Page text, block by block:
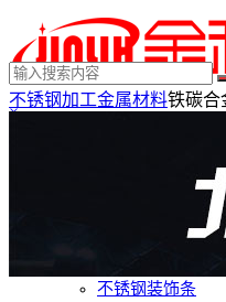
×
不锈钢装饰条
不锈钢加工金属材料铁碳合